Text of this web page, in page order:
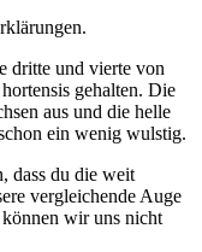
dritte und vierte von
gehalten. Die
aus und die helle
ein wenig wulstig.
dass du die weit
vergleichende Auge
wir uns nicht